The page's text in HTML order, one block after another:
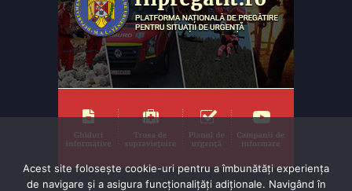
Acest site folosește cookie-uri pentru a îmbunătăți experiența
de navigare și a asigura funcționalițăți adiționale. Navigând în